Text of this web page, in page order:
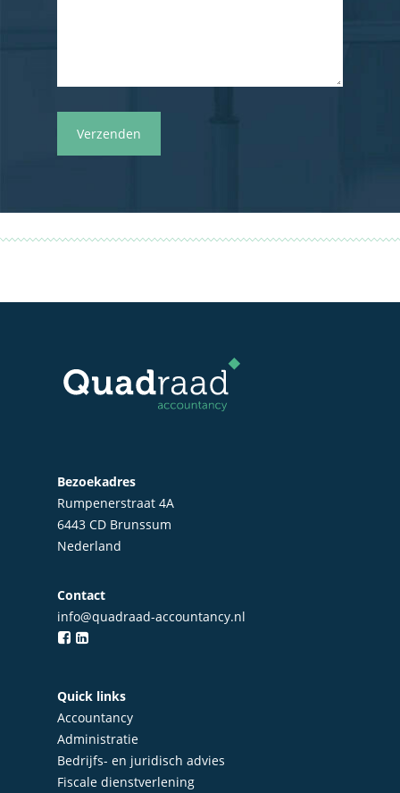
Bezoekadres
Rumpenerstraat 4A
6443 CD Brunssum
Nederland
Contact
info@quadraad-accountancy.nl
Quick links
Accountancy
Administratie
Bedrijfs- en juridisch advies
Fiscale dienstverlening
Over Quadraad